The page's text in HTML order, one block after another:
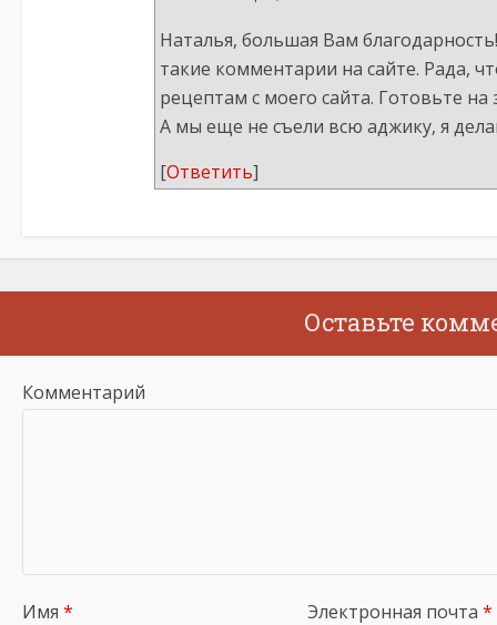
Наталья, большая Вам
такие комментарии на сайте. Рада,
рецептам с моего сайта. Готовьте на
А мы еще не съели всю аджику, я
[Ответить]
Оставьте
Комментарий
Имя * Электронная почта *